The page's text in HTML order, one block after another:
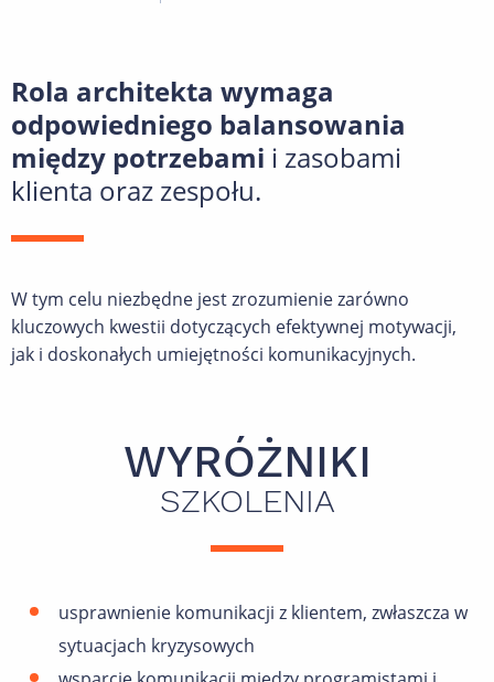
Rola architekta wymaga
odpowiedniego balansowania
między potrzebami i zasobami
klienta oraz zespołu.
W tym celu niezbędne jest zrozumienie zarówno
kluczowych kwestii dotyczących efektywnej motywacji,
jak i doskonałych umiejętności komunikacyjnych.
WYRÓŻNIKI
SZKOLENIA
usprawnienie komunikacji z klientem, zwłaszcza w
sytuacjach kryzysowych